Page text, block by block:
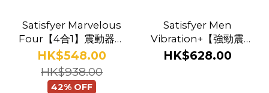
Satisfyer Marvelous
Four【4合1】震動器套
裝
HK$548.00
HK$938.00
42% OFF
Satisfyer Men
Vibration+【強勁震
動】手機智能遙控 陰莖
HK$628.00